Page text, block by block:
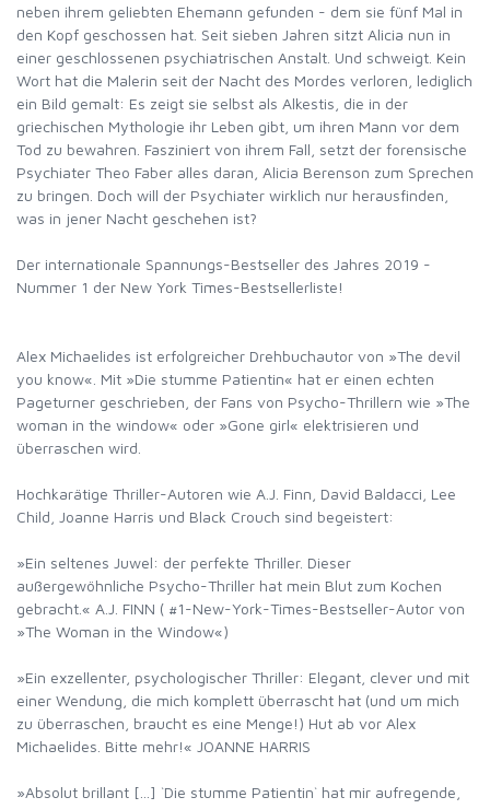
neben ihrem geliebten Ehemann gefunden - dem sie fünf Mal in
den Kopf geschossen hat. Seit sieben Jahren sitzt Alicia nun in
einer geschlossenen psychiatrischen Anstalt. Und schweigt. Kein
Wort hat die Malerin seit der Nacht des Mordes verloren, lediglich
ein Bild gemalt: Es zeigt sie selbst als Alkestis, die in der
griechischen Mythologie ihr Leben gibt, um ihren Mann vor dem
Tod zu bewahren. Fasziniert von ihrem Fall, setzt der forensische
Psychiater Theo Faber alles daran, Alicia Berenson zum Sprechen
zu bringen. Doch will der Psychiater wirklich nur herausfinden,
was in jener Nacht geschehen ist?
Der internationale Spannungs-Bestseller des Jahres 2019 -
Nummer 1 der New York Times-Bestsellerliste!
Alex Michaelides ist erfolgreicher Drehbuchautor von »The devil
you know«. Mit »Die stumme Patientin« hat er einen echten
Pageturner geschrieben, der Fans von Psycho-Thrillern wie »The
woman in the window« oder »Gone girl« elektrisieren und
überraschen wird.
Hochkarätige Thriller-Autoren wie A.J. Finn, David Baldacci, Lee
Child, Joanne Harris und Black Crouch sind begeistert:
»Ein seltenes Juwel: der perfekte Thriller. Dieser
außergewöhnliche Psycho-Thriller hat mein Blut zum Kochen
gebracht.« A.J. FINN ( #1-New-York-Times-Bestseller-Autor von
»The Woman in the Window«)
»Ein exzellenter, psychologischer Thriller: Elegant, clever und mit
einer Wendung, die mich komplett überrascht hat (und um mich
zu überraschen, braucht es eine Menge!) Hut ab vor Alex
Michaelides. Bitte mehr!« JOANNE HARRIS
»Absolut brillant [...] `Die stumme Patientin` hat mir aufregende,